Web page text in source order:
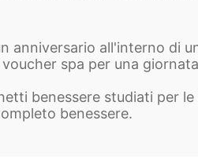
all'interno di
spa per una
benessere studiati per
benessere.